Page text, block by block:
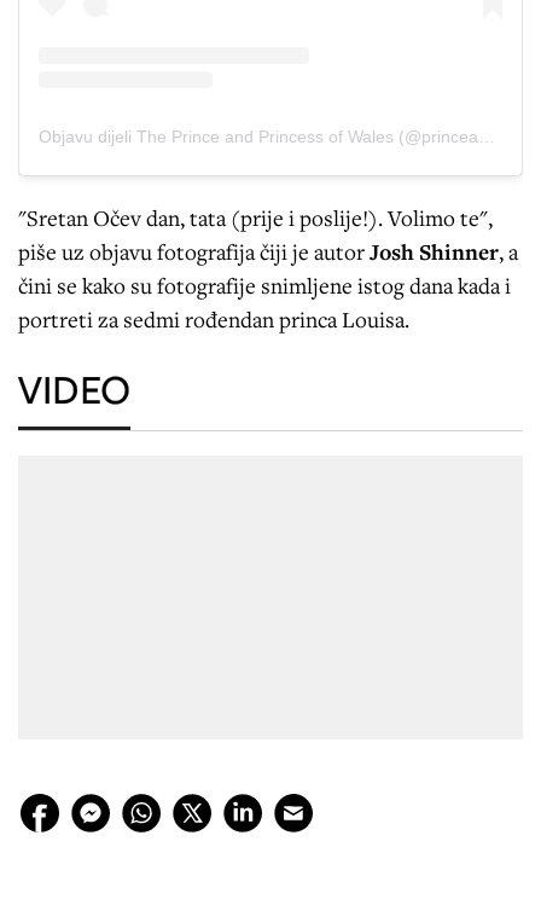
"Sretan Očev dan, tata (prije i poslije!). Volimo te",
piše uz objavu fotografija čiji je autorJosh Shinner, a
čini se kako su fotografije snimljene istog dana kada i
portreti za sedmi rođendan princa Louisa.
VIDEO